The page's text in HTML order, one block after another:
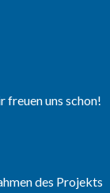
freuen uns schon!
des Projekts